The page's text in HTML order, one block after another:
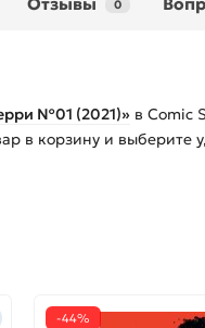
0
№01 (2021)» в Comic
в корзину и выберите
-44%